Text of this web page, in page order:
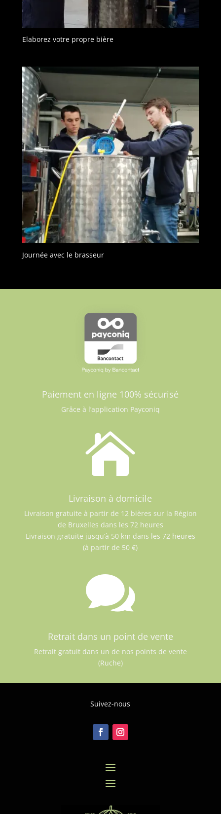
Elaborez votre propre bière
Journée avec le brasseur
Paiement en ligne 100% sécurisé
Grâce à l’application Payconiq

Livraison à domicile
Livraison gratuite à partir de 12 bières sur la Région
de Bruxelles dans les 72 heures
Livraison gratuite jusqu’à 50 km dans les 72 heures
(à partir de 50 €)

Retrait dans un point de vente
Retrait gratuit dans un de nos points de vente
(Ruche)
Suivez-nous